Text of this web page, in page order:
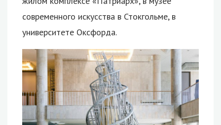
современного искусства в Стокгольме, в
университете Оксфорда.